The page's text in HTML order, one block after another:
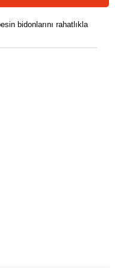
bidonlarını rahatlıkla